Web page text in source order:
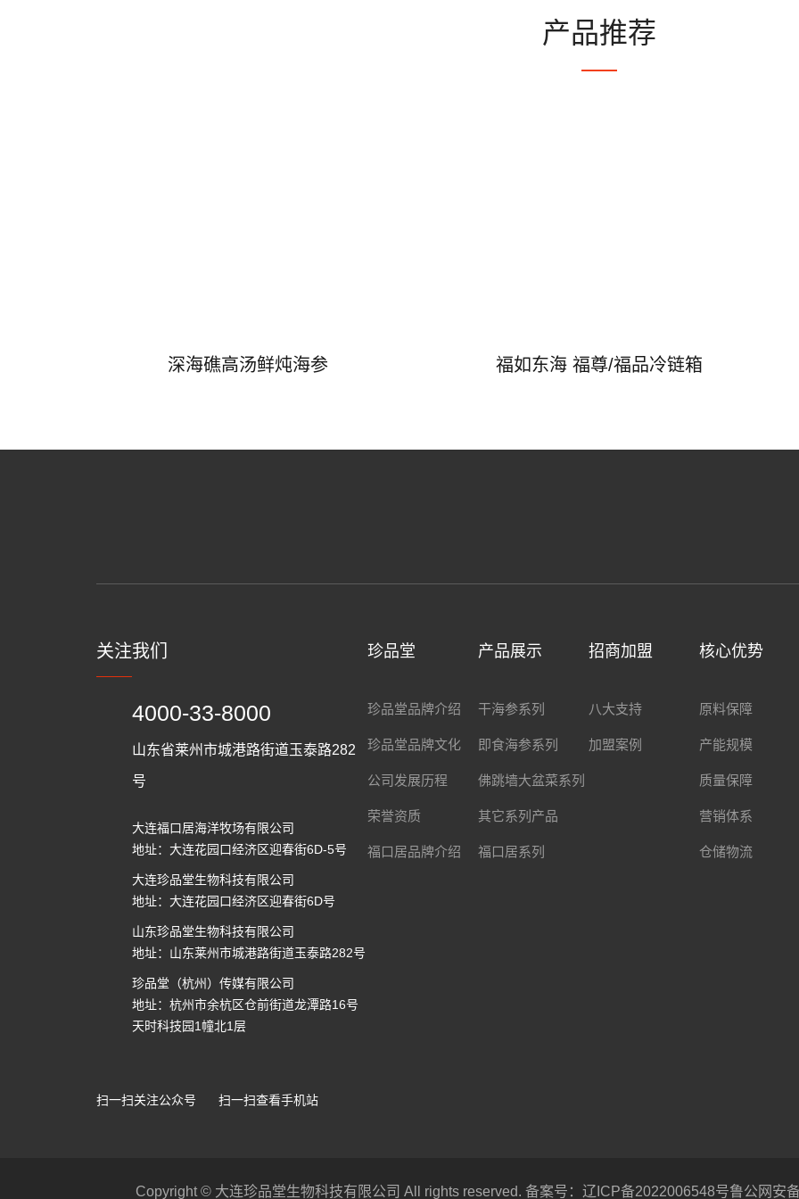
产品推荐
深海礁高汤鲜炖海参 福如东海 福尊/福品冷链箱
关注我们
4000-33-8000
山东省莱州市城港路街道玉泰路282
号
大连福口居海洋牧场有限公司
地址：大连花园口经济区迎春街6D-5号
大连珍品堂生物科技有限公司
地址：大连花园口经济区迎春街6D号
山东珍品堂生物科技有限公司
地址：山东莱州市城港路街道玉泰路282号
珍品堂（杭州）传媒有限公司
地址：杭州市余杭区仓前街道龙潭路16号
天时科技园1幢北1层
扫一扫关注公众号 扫一扫查看手机站
珍品堂
珍品堂品牌介绍
珍品堂品牌文化
公司发展历程
荣誉资质
福口居品牌介绍
产品展示
干海参系列
即食海参系列
佛跳墙大盆菜系列
其它系列产品
福口居系列
招商加盟
八大支持
加盟案例
核心优势
原料保障
产能规模
质量保障
营销体系
仓储物流
Copyright © 大连珍品堂生物科技有限公司 All rights reserved. 备案号： 辽ICP备2022006548号鲁公网安